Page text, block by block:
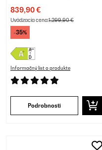
Doska s Odsávaním
Čierna
839,90 €
Uvádzacia cena:1.299,90 €
-35%
Informačný list o produkte
Podrobnosti